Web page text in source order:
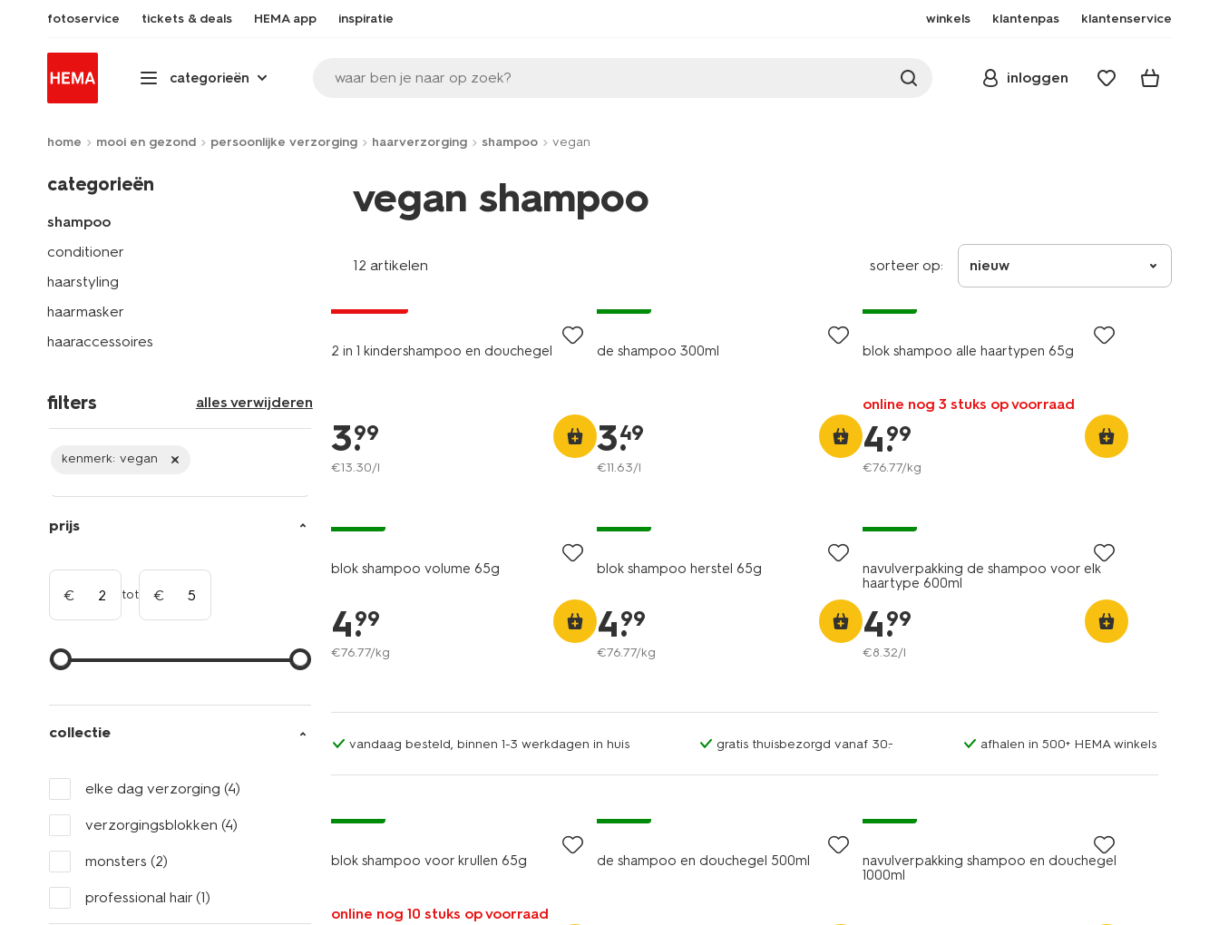
fotoservice tickets & deals HEMA app inspiratie winkels klantenpas klantenservice
categorieën waar ben je naar op zoek? inloggen
home mooi en gezond persoonlijke verzorging haarverzorging shampoo vegan
categorieën
shampoo
conditioner
haarstyling
haarmasker
haaraccessoires
filters alles verwijderen
kenmerk: vegan
prijs
tot
collectie
elke dag verzorging (4)
verzorgingsblokken (4)
monsters (2)
professional hair (1)
vegan shampoo
12 artikelen sorteer op: nieuw
vegan
2 in 1 kindershampoo en douchegel
3.
99
€13.30/l
de shampoo 300ml
3.
49
€11.63/l
blok shampoo alle haartypen 65g
online nog 3 stuks op voorraad
4.
99
€76.77/kg
blok shampoo volume 65g
4.
99
€76.77/kg
blok shampoo herstel 65g
4.
99
€76.77/kg
navulverpakking de shampoo voor elk
haartype 600ml
4.
99
€8.32/l
vandaag besteld, binnen 1-3 werkdagen in huis gratis thuisbezorgd vanaf 30.- afhalen in 500+ HEMA winkels
blok shampoo voor krullen 65g
online nog 10 stuks op voorraad
de shampoo en douchegel 500ml
navulverpakking shampoo en douchegel
1000ml